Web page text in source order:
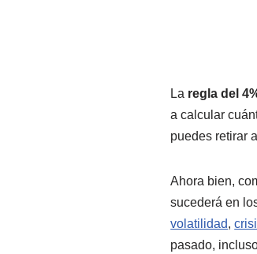
La regla del
a calcular
puedes retirar
Ahora bien,
sucederá en
volatilidad,
pasado,